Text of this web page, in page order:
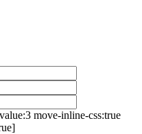
move-inline-css:true